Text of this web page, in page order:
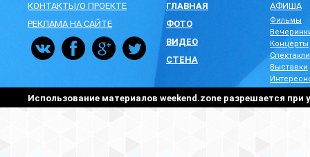
КОНТАКТЫ/О ПРОЕКТЕ
РЕКЛАМА НА САЙТЕ
ГЛАВНАЯ
ФОТО
ВИДЕО
СТЕНА
АФИША
Фильмы
Концерты
Спектакли
Выставки
Использование материалов weekend.zone разрешается